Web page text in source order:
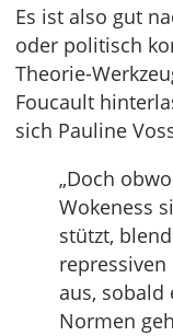
Es ist also gut
oder politisch
Theorie-
Foucault
sich Pauline
„Doch
Wokeness
stützt,
aus, sobald
Normen